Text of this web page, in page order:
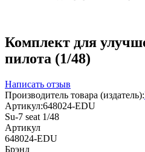
Комплект для
пилота (1/48)
Написать отзыв
Производитель товара (издатель):
Артикул:648024-EDU
Su-7 seat 1/48
Артикул
648024-EDU
Брэнд